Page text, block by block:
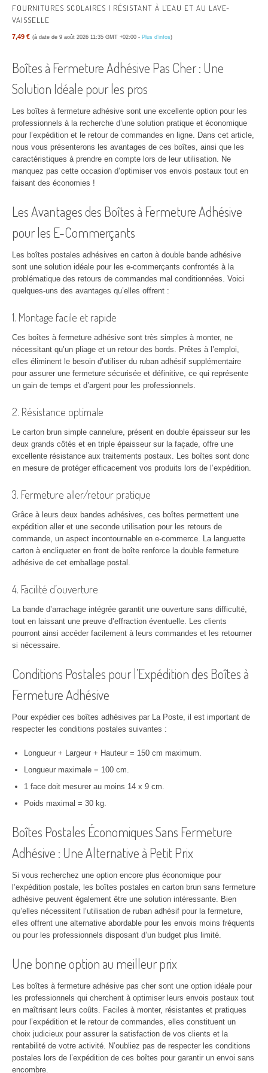
FOURNITURES SCOLAIRES | RÉSISTANT À L'EAU ET AU LAVE-
VAISSELLE
7,49 € (à date de 9 août 2026 11:35 GMT +02:00 - Plus d’infos)
Boîtes à Fermeture Adhésive Pas Cher : Une
Solution Idéale pour les pros
Les boîtes à fermeture adhésive sont une excellente option pour les
professionnels à la recherche d’une solution pratique et économique
pour l’expédition et le retour de commandes en ligne. Dans cet article,
nous vous présenterons les avantages de ces boîtes, ainsi que les
caractéristiques à prendre en compte lors de leur utilisation. Ne
manquez pas cette occasion d’optimiser vos envois postaux tout en
faisant des économies !
Les Avantages des Boîtes à Fermeture Adhésive
pour les E-Commerçants
Les boîtes postales adhésives en carton à double bande adhésive
sont une solution idéale pour les e-commerçants confrontés à la
problématique des retours de commandes mal conditionnées. Voici
quelques-uns des avantages qu’elles offrent :
1. Montage facile et rapide
Ces boîtes à fermeture adhésive sont très simples à monter, ne
nécessitant qu’un pliage et un retour des bords. Prêtes à l’emploi,
elles éliminent le besoin d’utiliser du ruban adhésif supplémentaire
pour assurer une fermeture sécurisée et définitive, ce qui représente
un gain de temps et d’argent pour les professionnels.
2. Résistance optimale
Le carton brun simple cannelure, présent en double épaisseur sur les
deux grands côtés et en triple épaisseur sur la façade, offre une
excellente résistance aux traitements postaux. Les boîtes sont donc
en mesure de protéger efficacement vos produits lors de l’expédition.
3. Fermeture aller/retour pratique
Grâce à leurs deux bandes adhésives, ces boîtes permettent une
expédition aller et une seconde utilisation pour les retours de
commande, un aspect incontournable en e-commerce. La languette
carton à encliqueter en front de boîte renforce la double fermeture
adhésive de cet emballage postal.
4. Facilité d’ouverture
La bande d’arrachage intégrée garantit une ouverture sans difficulté,
tout en laissant une preuve d’effraction éventuelle. Les clients
pourront ainsi accéder facilement à leurs commandes et les retourner
si nécessaire.
Conditions Postales pour l’Expédition des Boîtes à
Fermeture Adhésive
Pour expédier ces boîtes adhésives par La Poste, il est important de
respecter les conditions postales suivantes :
Longueur + Largeur + Hauteur = 150 cm maximum.
Longueur maximale = 100 cm.
1 face doit mesurer au moins 14 x 9 cm.
Poids maximal = 30 kg.
Boîtes Postales Économiques Sans Fermeture
Adhésive : Une Alternative à Petit Prix
Si vous recherchez une option encore plus économique pour
l’expédition postale, les boîtes postales en carton brun sans fermeture
adhésive peuvent également être une solution intéressante. Bien
qu’elles nécessitent l’utilisation de ruban adhésif pour la fermeture,
elles offrent une alternative abordable pour les envois moins fréquents
ou pour les professionnels disposant d’un budget plus limité.
Une bonne option au meilleur prix
Les boîtes à fermeture adhésive pas cher sont une option idéale pour
les professionnels qui cherchent à optimiser leurs envois postaux tout
en maîtrisant leurs coûts. Faciles à monter, résistantes et pratiques
pour l’expédition et le retour de commandes, elles constituent un
choix judicieux pour assurer la satisfaction de vos clients et la
rentabilité de votre activité. N’oubliez pas de respecter les conditions
postales lors de l’expédition de ces boîtes pour garantir un envoi sans
encombre.